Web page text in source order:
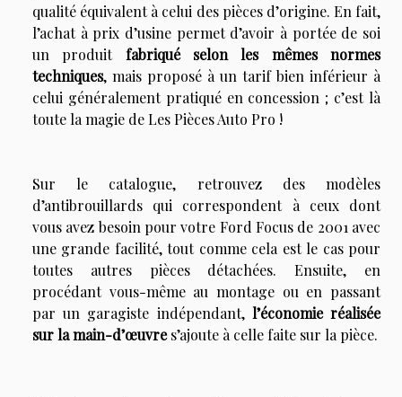
qualité équivalent à celui des pièces d’origine. En fait,
l’achat à prix d’usine permet d’avoir à portée de soi
un produit fabriqué selon les mêmes normes
techniques, mais proposé à un tarif bien inférieur à
celui généralement pratiqué en concession ; c’est là
toute la magie de Les Pièces Auto Pro !
Sur le catalogue, retrouvez des modèles
d’antibrouillards qui correspondent à ceux dont
vous avez besoin pour votre Ford Focus de 2001 avec
une grande facilité, tout comme cela est le cas pour
toutes autres pièces détachées. Ensuite, en
procédant vous-même au montage ou en passant
par un garagiste indépendant,l’économie réalisée
sur la main-d’œuvres’ajoute à celle faite sur la pièce.